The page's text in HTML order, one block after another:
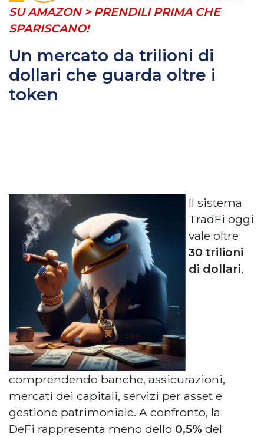
SU AMAZON > PRENDILI PRIMA CHE
SPARISCANO!
Un mercato da trilioni di
dollari che guarda oltre i
token
Il sistema
TradFi oggi
vale oltre
30 trilioni
di dollari,
comprendendo banche, assicurazioni,
mercati dei capitali, servizi per asset e
gestione patrimoniale. A confronto, la
DeFi rappresenta meno dello 0,5% del